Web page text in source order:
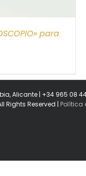
para
Alicante | +34 965 08
Rights Reserved | Política